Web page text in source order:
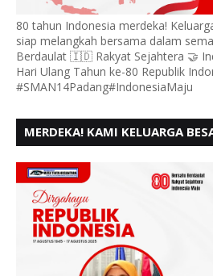
80 tahun Indonesia merdeka!
siap melangkah bersama dalam
Berdaulat 🇮🇩 Rakyat Sejahtera 🤝
Hari Ulang Tahun ke-80 Republik
#SMAN14Padang#IndonesiaMaju
MERDEKA! KAMI KELUARGA